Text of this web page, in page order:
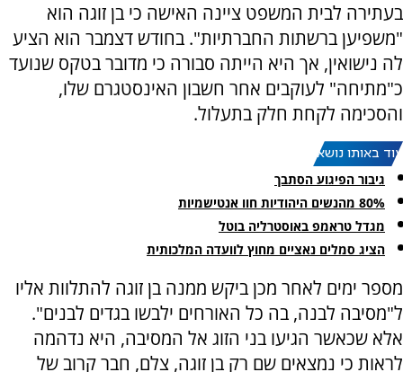
בעתירה לבית המשפט ציינה האישה כי בן זוגה הוא
"משפיען ברשתות החברתיות". בחודש דצמבר הוא הציע
לה נישואין, אך היא הייתה סבורה כי מדובר בטקס שנועד
כ"מתיחה" לעוקבים אחר חשבון האינסטגרם שלו,
והסכימה לקחת חלק בתעלול.
עוד באותו נושא:
גיבור הפיגוע הסתבך
80% מהנשים היהודיות חוו אנטישמיות
מגדל טראמפ באוסטרליה בוטל
הציג סמלים נאציים מחוץ לוועדה המלכותית
מספר ימים לאחר מכן ביקש ממנה בן זוגה להתלוות אליו
ל"מסיבה לבנה, בה כל האורחים ילבשו בגדים לבנים".
אלא שכאשר הגיעו בני הזוג אל המסיבה, היא נדהמה
לראות כי נמצאים שם רק בן זוגה, צלם, חבר קרוב של